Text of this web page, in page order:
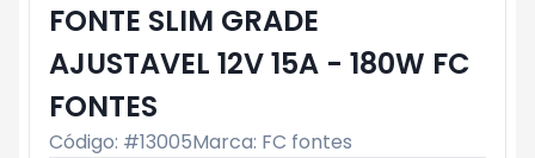
FONTE SLIM GRADE
AJUSTAVEL 12V 15A - 180W FC
FONTES
Código: #13005Marca: FC fontes